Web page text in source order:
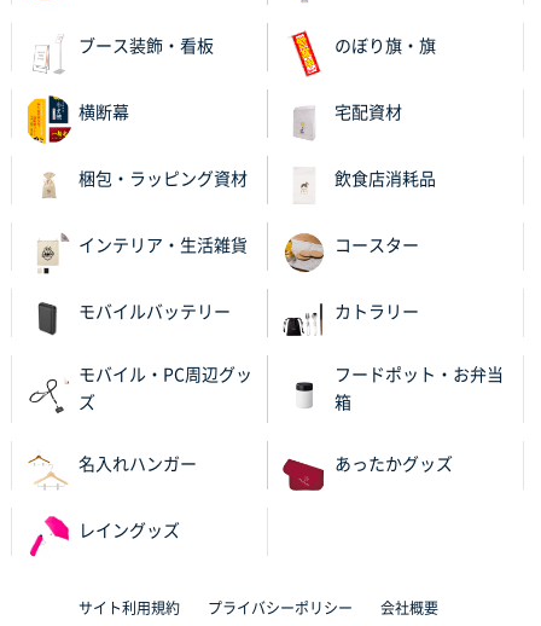
2025年11月05日 11:13
不織布スクエアトート(A4サイズ)
2025年10月28日 17:10
ワンポイントポリ袋 A4サイズ
1000枚
サイトが見やすい
ワンポイントポリ袋 A4サイズ
サイト構成が解りやすかったから
ブックメモ付箋
200枚
ブース装飾・看板 のぼり旗・旗
横断幕 宅配資材
梱包・ラッピング資材 飲食店消耗品
インテリア・生活雑貨 コースター
モバイルバッテリー カトラリー
モバイル・PC周辺グッ
ズ
フードポット・お弁当
箱
名入れハンガー あったかグッズ
レイングッズ
サイト利用規約 プライバシーポリシー 会社概要